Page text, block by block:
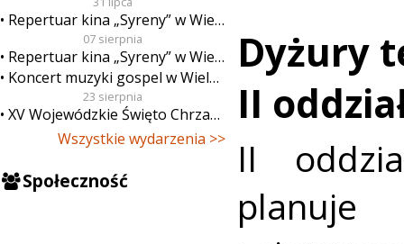
Repertuar kina „Syreny” w Wieluniu w dn. od 31 lipca do 6 sierpnia
07 sierpnia
Repertuar kina „Syreny” w Wieluniu w dn. od 7 do 13 sierpnia
Koncert muzyki gospel w Wieluniu
23 sierpnia
XV Wojewódzkie Święto Chrzanu
Wszystkie wydarzenia >>
Społeczność
Dyżury
II
II
planuje